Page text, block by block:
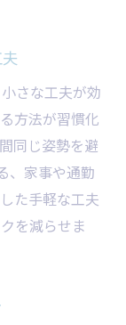
注意点
イント
動作
ト
り
を解説
チェック
と対策
さな工夫が効
方法が習慣化
同じ姿勢を避
、家事や通勤
た手軽な工夫
を減らせま